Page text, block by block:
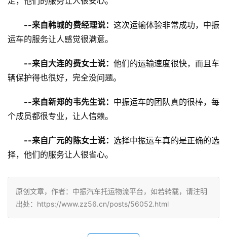
--来自韩城的费经理说： 这次运输体验非常成功，中振
运车的服务让人感觉很满意。
--来自大连的费女士说： 他们的运输速度很快，而且车
辆保护得也很好，完全没问题。
--来自新郑的韦先生说： 中振运车的团队真的很棒，每
个成员都很专业，让人信赖。
--来自广元的陈女士说： 选择中振运车真的是正确的选
择，他们的服务让人很省心。
原创文章，作者：中振汽车托运物流平台，如若转载，请注明
出处：https://www.zz56.cn/posts/56052.html